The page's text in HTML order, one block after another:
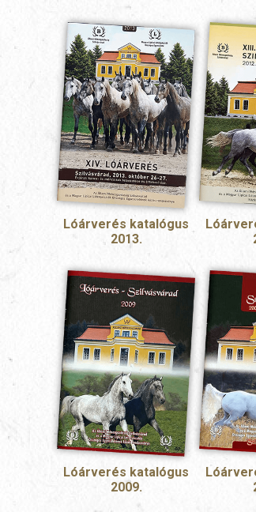
Lóárverés katalógus
2013.
Lóárverés katalógus
2009.